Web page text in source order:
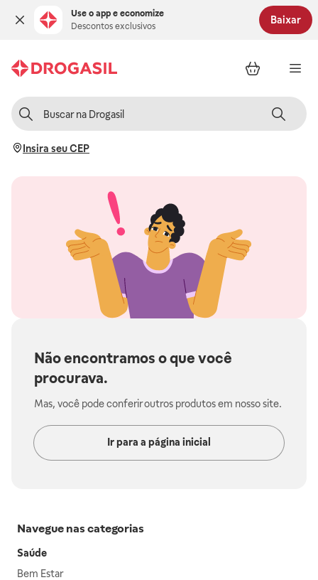
Use o app e economize
Descontos exclusivos
Baixar
Insira seu CEP
Não encontramos o que você
procurava.
Mas, você pode conferir outros produtos em nosso site.
Ir para a página inicial
Navegue nas categorias
Saúde
Bem Estar